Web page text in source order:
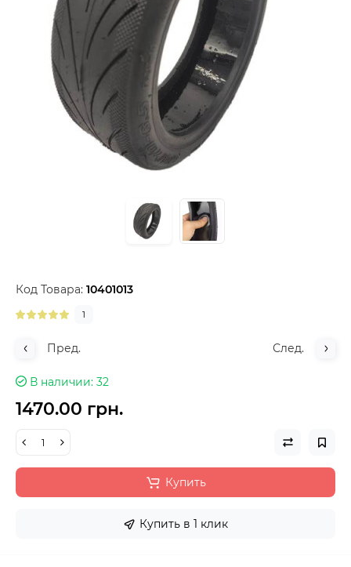
Код Товара: 10401013
1
Пред. След.
В наличии 32
1470.00 грн.
Купить
Купить в 1 клик